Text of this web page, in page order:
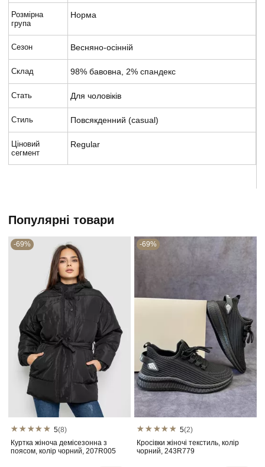
Розмірна
група
Норма
Сезон Весняно-осінній
Склад 98% бавовна, 2% спандекс
Стать Для чоловіків
Стиль Повсякденний (casual)
Ціновий
сегмент
Regular
Популярні товари
-69%
5(8)
Куртка жіноча демісезонна з
поясом, колір чорний, 207R005
-69%
5(2)
Кросівки жіночі текстиль, колір
чорний, 243R779